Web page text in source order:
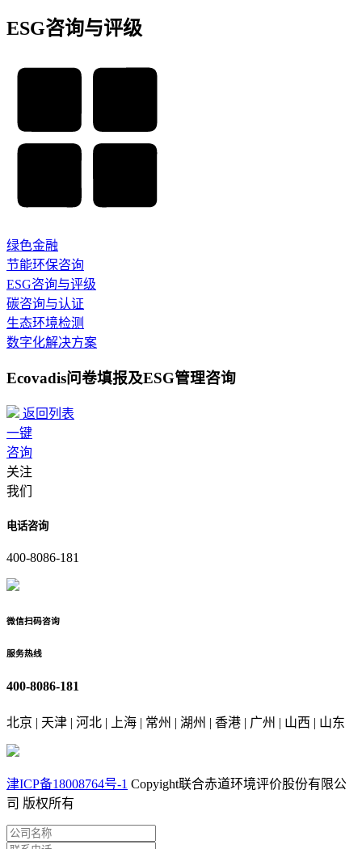
ESG咨询与评级
绿色金融
节能环保咨询
ESG咨询与评级
碳咨询与认证
生态环境检测
数字化解决方案
Ecovadis问卷填报及ESG管理咨询
返回列表
一键
咨询
关注
我们
电话咨询
400-8086-181
微信扫码咨询
服务热线
400-8086-181
北京 | 天津 | 河北 | 上海 | 常州 | 湖州 | 香港 | 广州 | 山西 | 山东
津ICP备18008764号-1 Copyight联合赤道环境评价股份有限公
司 版权所有